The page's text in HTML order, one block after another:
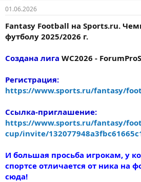
а
01.06.2026
Fantasy Football на Sports.ru.
футболу 2025/2026 г.
Создана лига WC2026 -
Регистрация:
https://www.sports.ru/fantasy/
Ссылка-приглашение:
https://www.sports.ru/fantasy/
cup/invite/
И большая просьба игрокам, у
спортсе отличается от ника на
сюда!